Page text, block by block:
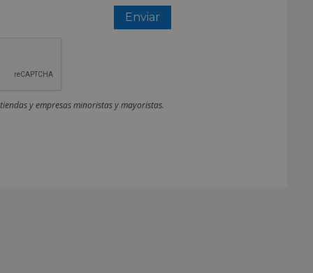
y empresas minoristas y mayoristas.